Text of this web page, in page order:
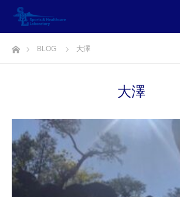
ホームBLOG 大澤
大澤